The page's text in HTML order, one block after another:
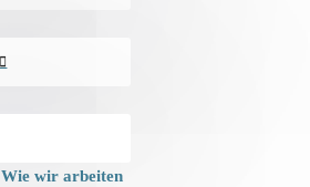
Wie wir arbeiten